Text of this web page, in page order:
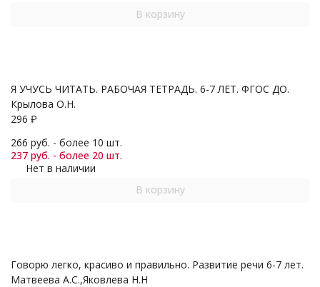
В корзину
Я УЧУСЬ ЧИТАТЬ. РАБОЧАЯ ТЕТРАДЬ. 6-7 ЛЕТ. ФГОС ДО.
Крылова О.Н.
296 ₽
266 руб. - более 10 шт.
237 руб. - более 20 шт.
Нет в наличии
В корзину
Говорю легко, красиво и правильно. Развитие речи 6-7 лет.
Матвеева А.С.,Яковлева Н.Н